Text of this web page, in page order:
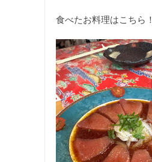
食べたお料理はこちら！